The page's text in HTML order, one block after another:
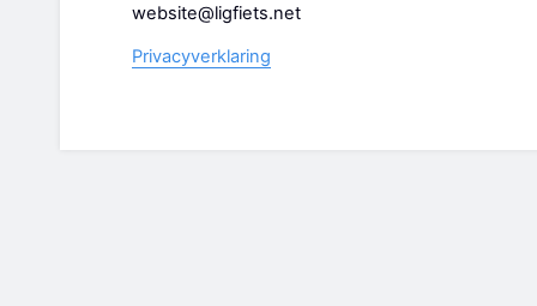
website@ligfiets.net
Privacyverklaring